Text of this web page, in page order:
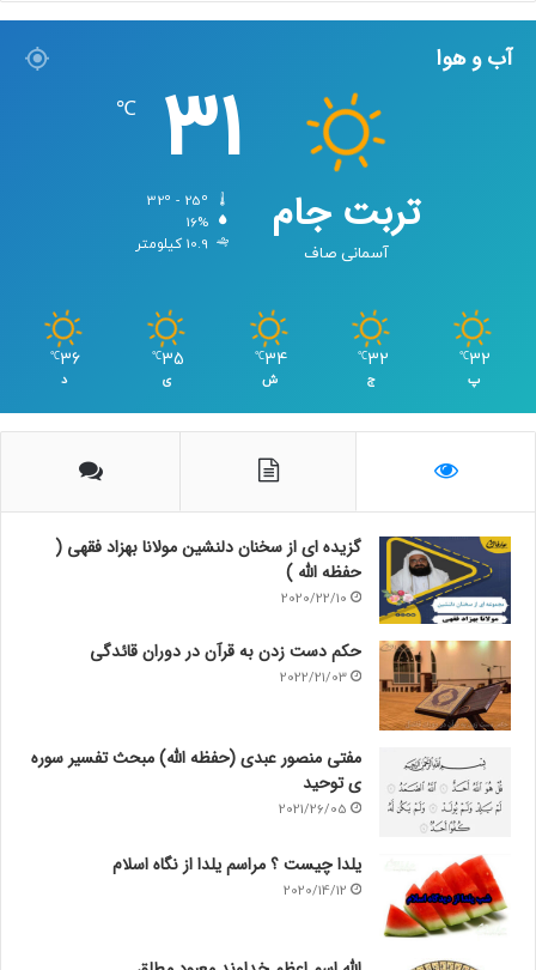
آب و هوا
تربت جام
آسمانی صاف
31
℃
16%
10.9 کیلومتر
32
℃
پ
32
℃
ج
34
℃
ش
35
℃
ی
36
℃
د
گزیده ای از سخنان دلنشین مولانا بهزاد فقهی (
حفظه الله )
2020/22/10
حکم دست زدن به قرآن در دوران قائدگی
2022/21/03
مفتی منصور عبدی (حفظه الله) مبحث تفسیر سوره
ی توحید
2021/26/05
یلدا چیست ؟ مراسم یلدا از نگاه اسلام
2020/14/12